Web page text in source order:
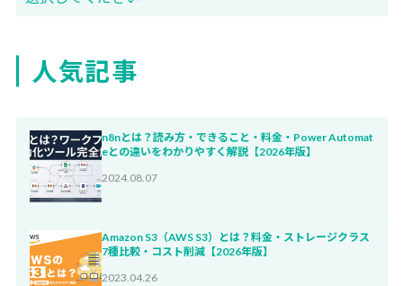
人気記事
n8nとは？読み方・できること・料金・Power Automat
eとの違いをわかりやすく解説【2026年版】
2024.08.07
Amazon S3（AWS S3）とは？料金・ストレージクラス
7種比較・コスト削減【2026年版】
2023.04.26